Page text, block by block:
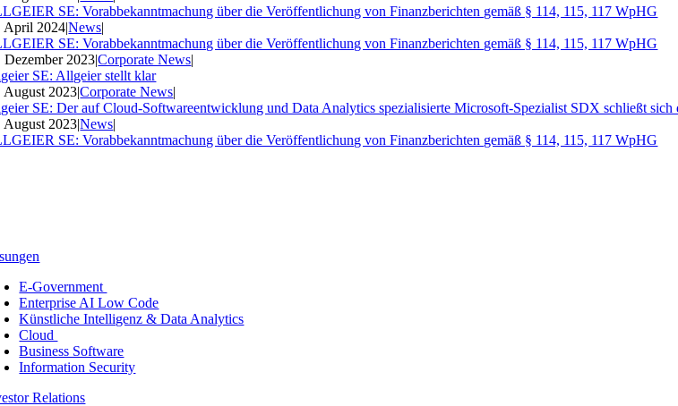
SE: Vorabbekanntmachung über die Veröffentlichung von Finanzberichten gemäß § 114, 115, 117 WpHG
April 2024|News|
SE: Vorabbekanntmachung über die Veröffentlichung von Finanzberichten gemäß § 114, 115, 117 WpHG
Dezember 2023|Corporate News|
SE: Allgeier stellt klar
August 2023|Corporate News|
SE: Der auf Cloud-Softwareentwicklung und Data Analytics spezialisierte Microsoft-Spezialist SDX schließt sich
August 2023|News|
SE: Vorabbekanntmachung über die Veröffentlichung von Finanzberichten gemäß § 114, 115, 117 WpHG
E-Government
Enterprise AI Low Code
Künstliche Intelligenz & Data Analytics
Cloud
Business Software
Information Security
Relations